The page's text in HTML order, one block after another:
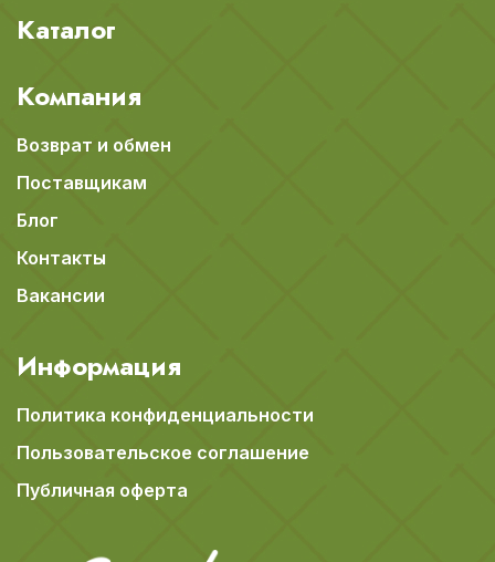
Каталог
Компания
Возврат и обмен
Поставщикам
Блог
Контакты
Вакансии
Информация
Политика конфиденциальности
Пользовательское соглашение
Публичная оферта